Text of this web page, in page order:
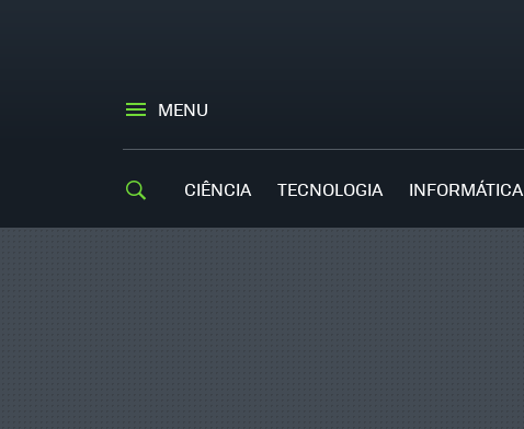
MENU
CIÊNCIA TECNOLOGIA INFORMÁTICA